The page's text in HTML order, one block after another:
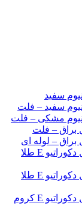
سفید
سفید – فلت
مشکی – فلت
براق – فلت
براق – لوله ای
رادیاتور حوله ای استیل دکوراتیو E طلا
رادیاتور حوله ای استیل دکوراتیو E طلا
رادیاتور حوله ای استیل دکوراتیو E کروم